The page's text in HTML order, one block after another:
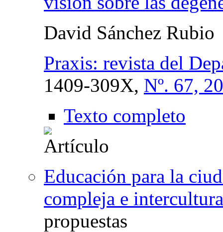
David Sánchez Rubio
Praxis: revista del
1409-309X, Nº. 67,
Texto completo
Educación para la
compleja e
propuestas